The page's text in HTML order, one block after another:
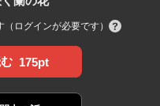
（ログインが必要です）
175pt